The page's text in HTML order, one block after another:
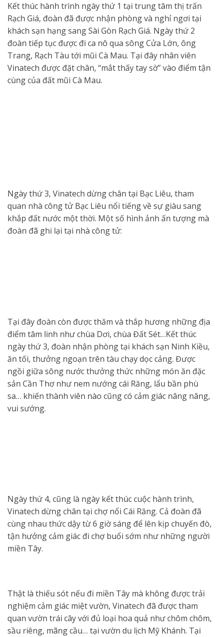
Kết thúc hành trình ngày thứ 1 tại trung tâm thị trấn
Rạch Giá, đoàn đã được nhận phòng và nghỉ ngơi tại
khách sạn hạng sang Sài Gòn Rạch Giá. Ngày thứ 2
đoàn tiếp tục được đi ca nô qua sông Cửa Lớn, ông
Trang, Rạch Tàu tới mũi Cà Mau. Tại đây nhân viên
Vinatech được đặt chân, “mắt thấy tay sờ” vào điểm tận
cùng của đất mũi Cà Mau.
Ngày thứ 3, Vinatech dừng chân tại Bạc Liêu, tham
quan nhà công tử Bạc Liêu nổi tiếng về sự giàu sang
khắp đất nước một thời. Một số hình ảnh ấn tượng mà
đoàn đã ghi lại tại nhà công tử:
Tại đây đoàn còn được thăm và thắp hương những địa
điểm tâm linh như chùa Dơi, chùa Đất Sét…Kết thúc
ngày thứ 3, đoàn nhận phòng tại khách sạn Ninh Kiều,
ăn tối, thưởng ngoạn trên tàu chạy dọc cảng. Được
ngồi giữa sông nước thưởng thức những món ăn đặc
sản Cần Thơ như nem nướng cái Răng, lẩu bần phù
sa… khiến thành viên nào cũng có cảm giác nâng nâng,
vui sướng.
Ngày thứ 4, cũng là ngày kết thúc cuộc hành trình,
Vinatech dừng chân tại chợ nổi Cái Răng. Cả đoàn đã
cùng nhau thức dậy từ 6 giờ sáng để lên kịp chuyến đò,
tận hưởng cảm giác đi chợ buổi sớm như những người
miền Tây.
Thật là thiếu sót nếu đi miền Tây mà không được trải
nghiệm cảm giác miệt vườn, Vinatech đã được tham
quan vườn trái cây với đủ loại hoa quả như chôm chôm,
sầu riêng, mãng cầu… tại vườn du lịch Mỹ Khánh. Tại